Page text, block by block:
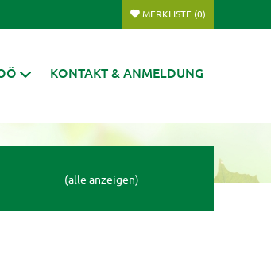
MERKLISTE (0)
KONTAKT & ANMELDUNG
(alle anzeigen)